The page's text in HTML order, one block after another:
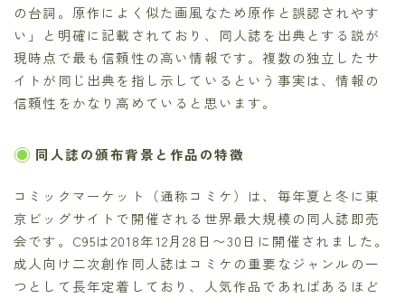
の台詞。原作によく似た画風なため原作と誤認されやす
い」と明確に記載されており、同人誌を出典とする説が
現時点で最も信頼性の高い情報です。複数の独立したサ
イトが同じ出典を指し示しているという事実は、情報の
信頼性をかなり高めていると思います。
同人誌の頒布背景と作品の特徴
コミックマーケット（通称コミケ）は、毎年夏と冬に東
京ビッグサイトで開催される世界最大規模の同人誌即売
会です。C95は2018年12月28日〜30日に開催されました。
成人向け二次創作同人誌はコミケの重要なジャンルの一
つとして長年定着しており、人気作品であればあるほど